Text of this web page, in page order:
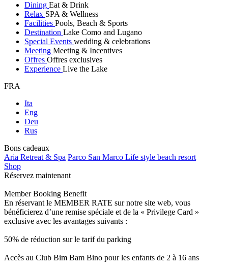
Dining Eat & Drink
Relax SPA & Wellness
Facilities Pools, Beach & Sports
Destination Lake Como and Lugano
Special Events wedding & celebrations
Meeting Meeting & Incentives
Offres Offres exclusives
Experience Live the Lake
FRA
Ita
Eng
Deu
Rus
Bons cadeaux
Aria Retreat & Spa Parco San Marco Life style beach resort
Shop
Réservez maintenant
Member Booking Benefit
En réservant le MEMBER RATE sur notre site web, vous
bénéficierez d’une remise spéciale et de la « Privilege Card »
exclusive avec les avantages suivants :
50% de réduction sur le tarif du parking
Accès au Club Bim Bam Bino pour les enfants de 2 à 16 ans